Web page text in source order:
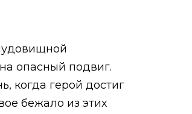
опасный подвиг.
когда герой достиг
бежало из этих